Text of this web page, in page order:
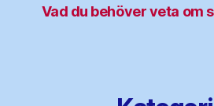
Vad du behöver veta om